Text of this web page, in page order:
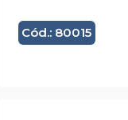
Cód.: 80015